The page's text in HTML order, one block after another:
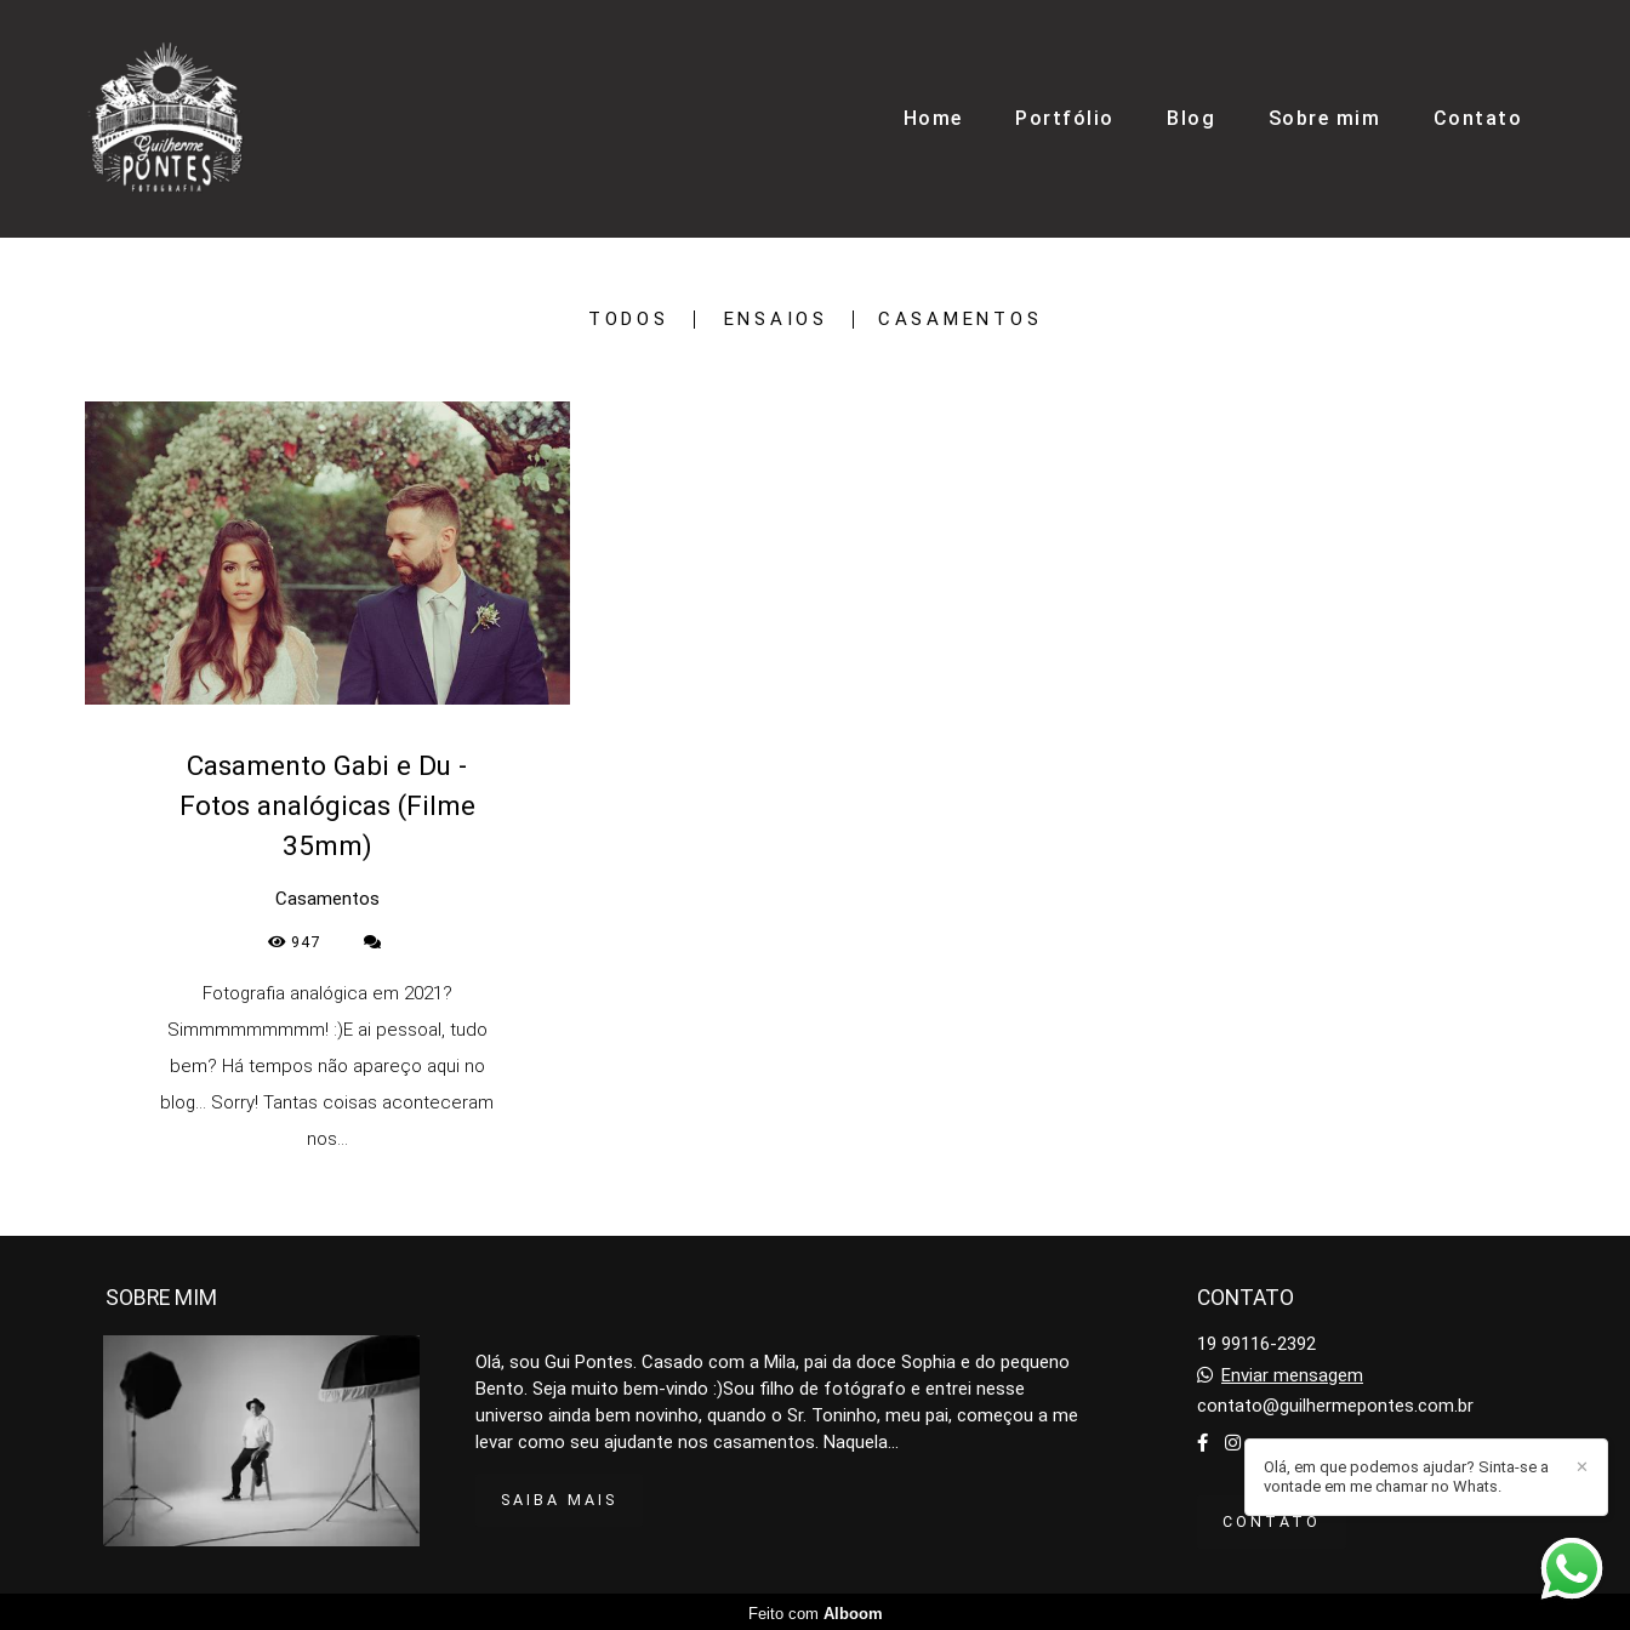
Home Portfólio Blog Sobre mim Contato
TODOS ENSAIOS CASAMENTOS
Casamento Gabi e Du -
Fotos analógicas (Filme
35mm)
Casamentos
947
Fotografia analógica em 2021?
Simmmmmmmmm! :)E ai pessoal, tudo
bem? Há tempos não apareço aqui no
blog... Sorry! Tantas coisas aconteceram
nos...
SOBRE MIM
Olá, sou Gui Pontes. Casado com a Mila, pai da doce Sophia e do pequeno
Bento. Seja muito bem-vindo :)Sou filho de fotógrafo e entrei nesse
universo ainda bem novinho, quando o Sr. Toninho, meu pai, começou a me
levar como seu ajudante nos casamentos. Naquela...
SAIBA MAIS
CONTATO
19 99116-2392
Enviar mensagem
contato@guilhermepontes.com.br
CONTATO
✕
Olá, em que podemos ajudar? Sinta-se a
vontade em me chamar no Whats.
Feito com Alboom